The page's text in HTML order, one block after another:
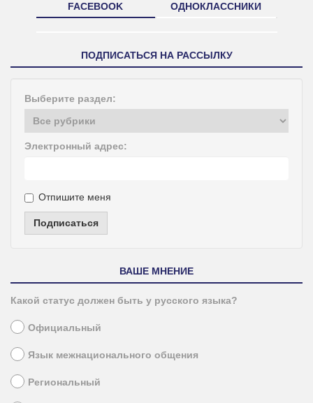
FACEBOOK ОДНОКЛАССНИКИ
ПОДПИСАТЬСЯ НА РАССЫЛКУ
Выберите раздел:
Электронный адрес:
Отпишите меня
Подписаться
ВАШЕ МНЕНИЕ
Какой статус должен быть у русского языка?
Официальный
Язык межнационального общения
Региональный